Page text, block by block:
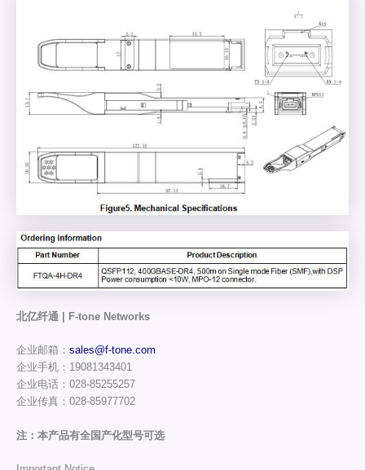
北亿纤通 | F-tone Networks
企业邮箱： sales@f-tone.com
企业手机：19081343401
企业电话：028-85255257
企业传真：028-85977702
注：本产品有全国产化型号可选